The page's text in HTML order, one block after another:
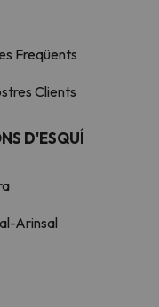
Freqüents
Clients
D'ESQUÍ
Arinsal